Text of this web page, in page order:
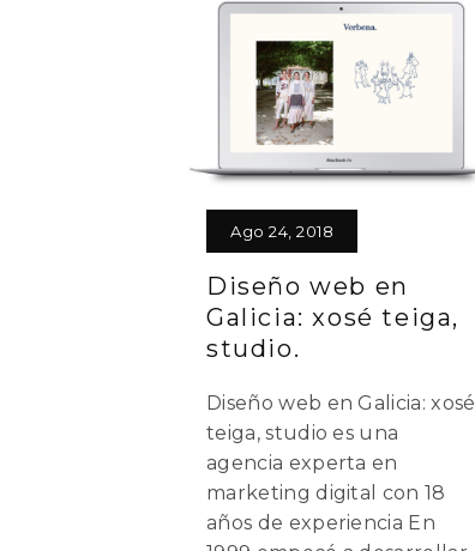
Ago 24, 2018
Diseño web en
Galicia: xosé teiga,
studio.
Diseño web en Galicia: xosé
teiga, studio es una
agencia experta en
marketing digital con 18
años de experiencia En